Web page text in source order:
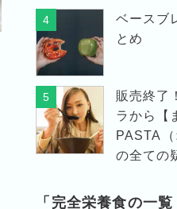
4
ベースブ
とめ
5
販売終了
ラから【
PASTA（
の全ての
「完全栄養食の一